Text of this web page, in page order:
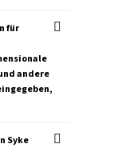
für
andere
Syke